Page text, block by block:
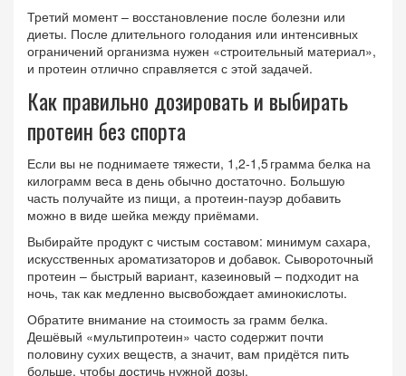
Третий момент – восстановление после болезни или
диеты. После длительного голодания или интенсивных
ограничений организма нужен «строительный материал»,
и протеин отлично справляется с этой задачей.
Как правильно дозировать и выбирать
протеин без спорта
Если вы не поднимаете тяжести, 1,2‑1,5 грамма белка на
килограмм веса в день обычно достаточно. Большую
часть получайте из пищи, а протеин‑пауэр добавить
можно в виде шейка между приёмами.
Выбирайте продукт с чистым составом: минимум сахара,
искусственных ароматизаторов и добавок. Сывороточный
протеин – быстрый вариант, казеиновый – подходит на
ночь, так как медленно высвобождает аминокислоты.
Обратите внимание на стоимость за грамм белка.
Дешёвый «мультипротеин» часто содержит почти
половину сухих веществ, а значит, вам придётся пить
больше, чтобы достичь нужной дозы.